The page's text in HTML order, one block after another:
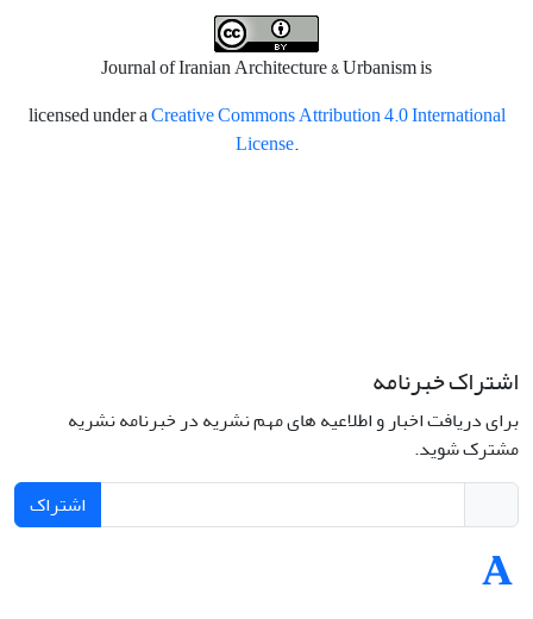
Journal of Iranian Architecture & Urbanism is
licensed under aCreative Commons Attribution 4.0 International
License.
اشتراک خبرنامه
برای دریافت اخبار و اطلاعیه های مهم نشریه در خبرنامه نشریه
مشترک شوید.
اشتراک